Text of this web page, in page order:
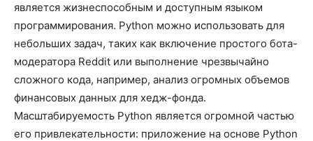
является жизнеспособным и доступным языком
программирования. Python можно использовать для
небольших задач, таких как включение простого бота-
модератора Reddit или выполнение чрезвычайно
сложного кода, например, анализ огромных объемов
финансовых данных для хедж-фонда.
Масштабируемость Python является огромной частью
его привлекательности: приложение на основе Python